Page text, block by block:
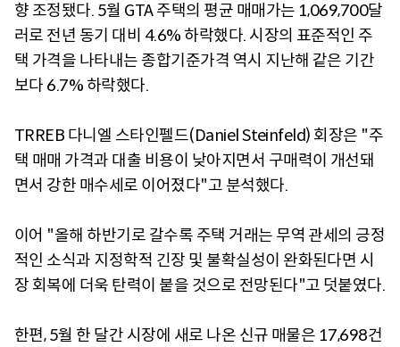
향 조정됐다. 5월 GTA 주택의 평균 매매가는 1,069,700달
러로 전년 동기 대비 4.6% 하락했다. 시장의 표준적인 주
택 가격을 나타내는 종합기준가격 역시 지난해 같은 기간
보다 6.7% 하락했다.
TRREB 다니엘 스타인펠드(Daniel Steinfeld) 회장은 "주
택 매매 가격과 대출 비용이 낮아지면서 구매력이 개선돼
면서 강한 매수세로 이어졌다"고 분석했다.
이어 "올해 하반기로 갈수록 주택 거래는 무역 관세의 긍정
적인 소식과 지정학적 긴장 및 불확실성이 완화된다면 시
장 회복에 더욱 탄력이 붙을 것으로 전망된다"고 덧붙였다.
한편, 5월 한 달간 시장에 새로 나온 신규 매물은 17,698건